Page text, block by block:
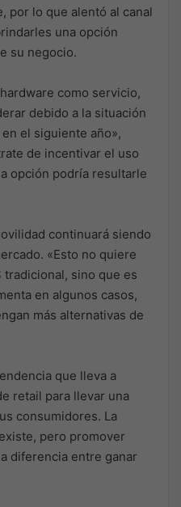
por lo que alentó al canal
una opción
su negocio.
como servicio,
debido a la situación
el siguiente año»,
de incentivar el uso
opción podría resultarle
continuará siendo
«Esto no quiere
tradicional, sino que es
en algunos casos,
más alternativas de
que lleva a
retail para llevar una
consumidores. La
pero promover
diferencia entre ganar